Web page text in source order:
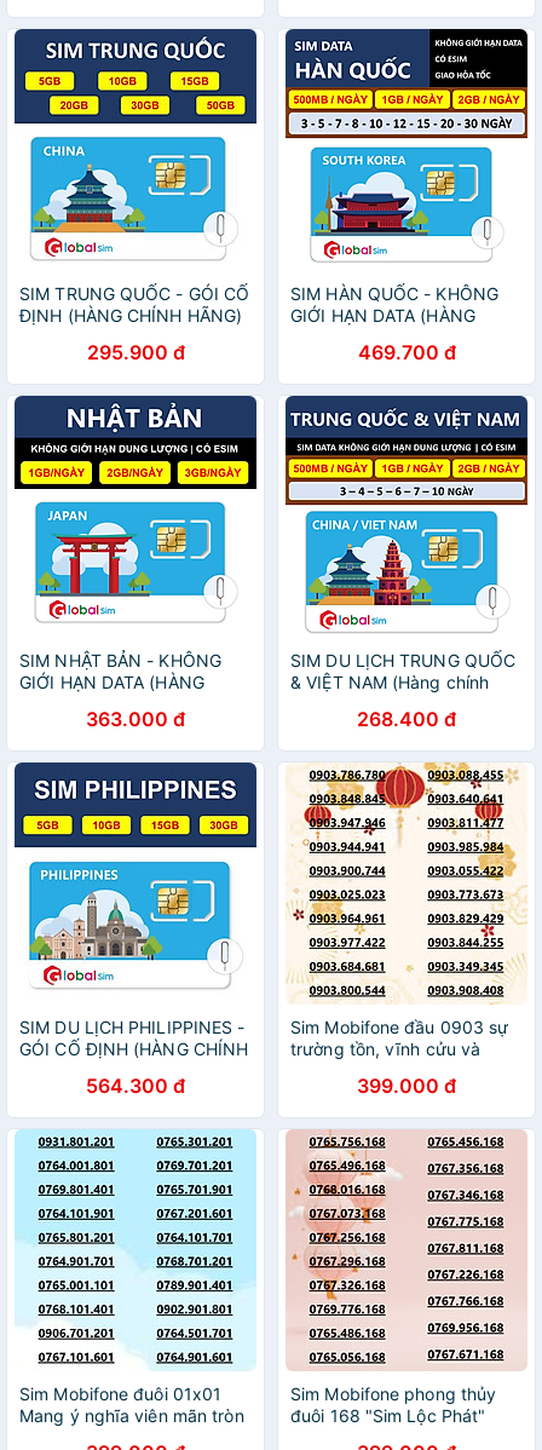
SIM TRUNG QUỐC - GÓI CỐ
ĐỊNH (HÀNG CHÍNH HÃNG)
295.900 đ
SIM HÀN QUỐC - KHÔNG
GIỚI HẠN DATA (HÀNG
469.700 đ
SIM NHẬT BẢN - KHÔNG
GIỚI HẠN DATA (HÀNG
363.000 đ
SIM DU LỊCH TRUNG QUỐC
& VIỆT NAM (Hàng chính
268.400 đ
SIM DU LỊCH PHILIPPINES -
GÓI CỐ ĐỊNH (HÀNG CHÍNH
564.300 đ
Sim Mobifone đầu 0903 sự
trường tồn, vĩnh cửu và
[SIM CHƯA KÍCH HOẠT,
PHẢI ĐK CHÍNH CHỦ)-
HÀNG CHÍNH HÃNG
399.000 đ
Sim Mobifone đuôi 01x01
Mang ý nghĩa viên mãn tròn
Sim Mobifone phong thủy
đuôi 168 "Sim Lộc Phát"